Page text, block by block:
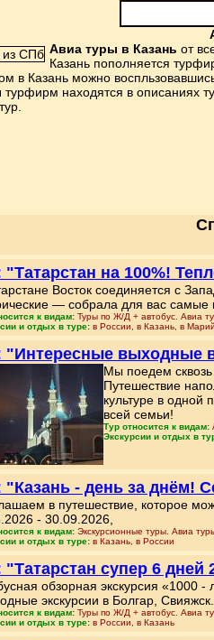
Авиа туры в Казань от
Казань пополняется
в Казань можно
турфирм находятся в описаниях
"Татарстан на 100%!
Восток соединяется с
— собрала для вас самые
к видам: Туры по Ж/Д + автобус. Авиа
и отдых в туре: в России, в Казань, в
"Интересные выходные
Мы поедем сквозь
Путешествие
культуре в одной
всей семьи!
Тур относится к видам:
Экскурсии и отдых в
"Казань - день за днём!
в путешествие, которое
- 30.09.2026,
к видам: Экскурсионные туры. Авиа
и отдых в туре: в Казань, в России
"Татарстан супер 6 дней
обзорная экскурсия «1000
экскурсии в Болгар, Свияжск.
к видам: Туры по Ж/Д + автобус. Авиа
и отдых в туре: в России, в Казань